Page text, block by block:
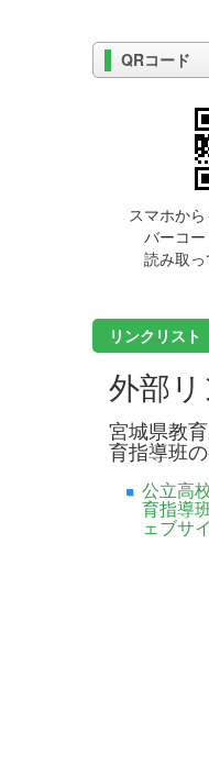
QRコード
スマホから
バーコ
読み取っ
リンクリスト
外部リ
宮城県教
育指導班
公立高
育指導
ェブサ